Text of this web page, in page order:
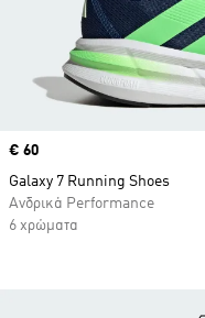
Price
€ 60
Galaxy 7 Running Shoes
Ανδρικά Performance
6 χρώματα